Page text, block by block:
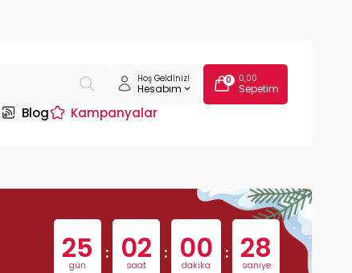
Hoş Geldiniz!
Hesabım
0 0,00
Sepetim
Blog Kampanyalar
25
gün
: 02
saat
: 00
dakika
: 27
saniye